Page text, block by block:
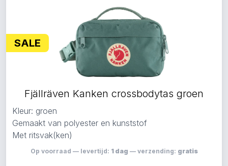
SALE
Fjällräven Kanken crossbodytas groen
Kleur: groen
Gemaakt van polyester en kunststof
Met ritsvak(ken)
Op voorraad — levertijd: 1 dag — verzending: gratis